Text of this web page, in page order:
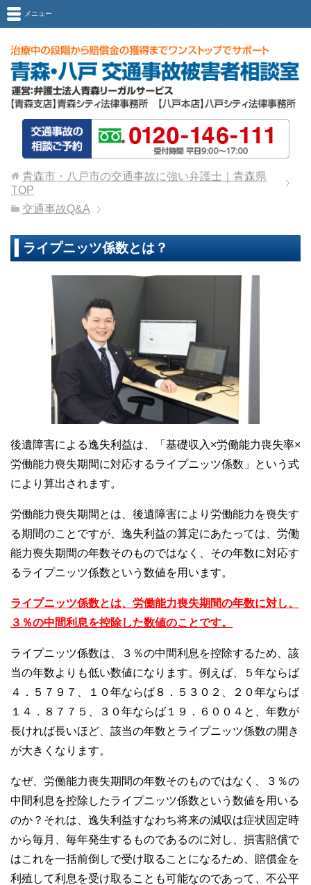
メニュー
青森市・八戸市の交通事故に強い弁護士｜青森県
TOP
交通事故Q&A
ライプニッツ係数とは？
後遺障害による逸失利益は、「基礎収入×労働能力喪失率×
労働能力喪失期間に対応するライプニッツ係数」という式
により算出されます。
労働能力喪失期間とは、後遺障害により労働能力を喪失す
る期間のことですが、逸失利益の算定にあたっては、労働
能力喪失期間の年数そのものではなく、その年数に対応す
るライプニッツ係数という数値を用います。
ライプニッツ係数とは、労働能力喪失期間の年数に対し、
３％の中間利息を控除した数値のことです。
ライプニッツ係数は、３％の中間利息を控除するため、該
当の年数よりも低い数値になります。例えば、５年ならば
４．５７９７、１０年ならば８．５３０２、２０年ならば
１４．８７７５、３０年ならば１９．６００４と、年数が
長ければ長いほど、該当の年数とライプニッツ係数の開き
が大きくなります。
なぜ、労働能力喪失期間の年数そのものではなく、３％の
中間利息を控除したライプニッツ係数という数値を用いる
のか？それは、逸失利益すなわち将来の減収は症状固定時
から毎月、毎年発生するものであるのに対し、損害賠償で
はこれを一括前倒しで受け取ることになるため、賠償金を
利殖して利息を受け取ることも可能なのであって、不公平